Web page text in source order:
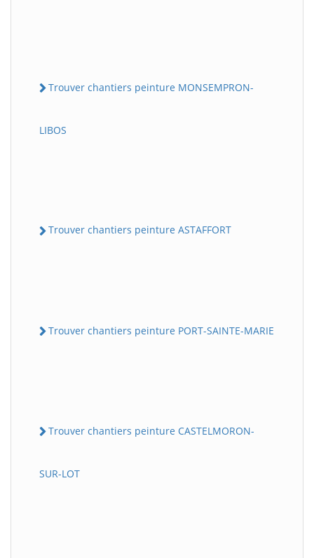
Trouver chantiers peinture MONSEMPRON-
LIBOS
Trouver chantiers peinture ASTAFFORT
Trouver chantiers peinture PORT-SAINTE-MARIE
Trouver chantiers peinture CASTELMORON-
SUR-LOT